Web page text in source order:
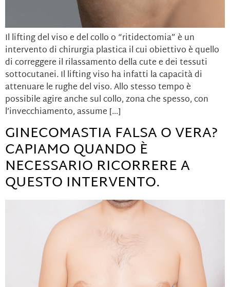
Il lifting del viso e del collo o “ritidectomia” è un
intervento di chirurgia plastica il cui obiettivo è quello
di correggere il rilassamento della cute e dei tessuti
sottocutanei. Il lifting viso ha infatti la capacità di
attenuare le rughe del viso. Allo stesso tempo è
possibile agire anche sul collo, zona che spesso, con
l’invecchiamento, assume […]
GINECOMASTIA FALSA O VERA?
CAPIAMO QUANDO È
NECESSARIO RICORRERE A
QUESTO INTERVENTO.